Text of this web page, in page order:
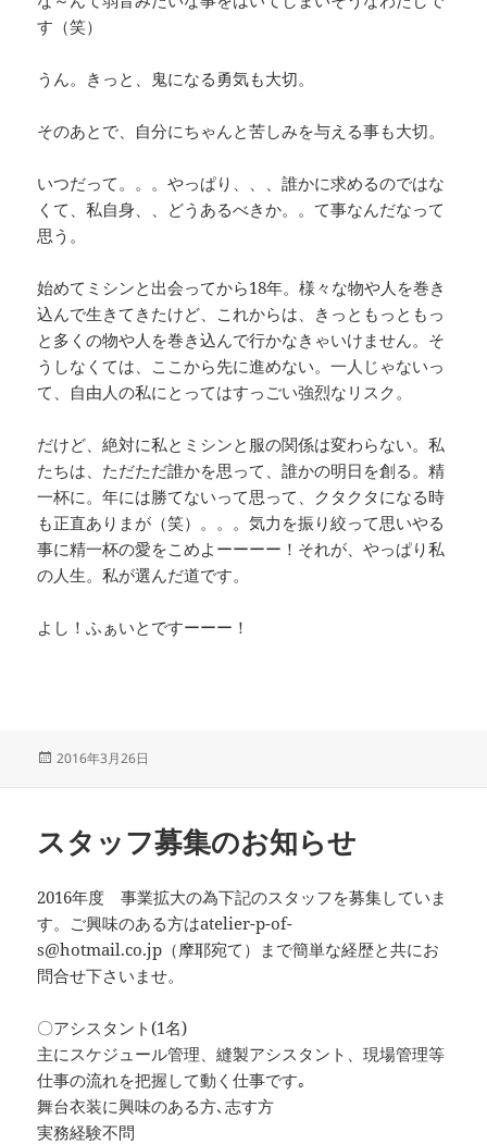
す（笑）
うん。きっと、鬼になる勇気も大切。
そのあとで、自分にちゃんと苦しみを与える事も大切。
いつだって。。。やっぱり、、、誰かに求めるのではな
くて、私自身、、どうあるべきか。。て事なんだなって
思う。
始めてミシンと出会ってから18年。様々な物や人を巻き
込んで生きてきたけど、これからは、きっともっともっ
と多くの物や人を巻き込んで行かなきゃいけません。そ
うしなくては、ここから先に進めない。一人じゃないっ
て、自由人の私にとってはすっごい強烈なリスク。
だけど、絶対に私とミシンと服の関係は変わらない。私
たちは、ただただ誰かを思って、誰かの明日を創る。精
一杯に。年には勝てないって思って、クタクタになる時
も正直ありまが（笑）。。。気力を振り絞って思いやる
事に精一杯の愛をこめよーーーー！それが、やっぱり私
の人生。私が選んだ道です。
よし！ふぁいとですーーー！
投
2016年3月26日
スタッフ募集のお知らせ
2016年度 事業拡大の為下記のスタッフを募集していま
す。ご興味のある方はatelier-p-of-
s@hotmail.co.jp（摩耶宛て）まで簡単な経歴と共にお
問合せ下さいませ。
〇アシスタント(1名)
主にスケジュール管理、縫製アシスタント、現場管理等
仕事の流れを把握して動く仕事です｡
舞台衣装に興味のある方､志す方
実務経験不問